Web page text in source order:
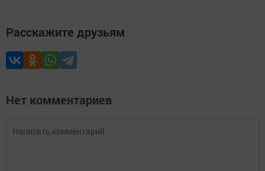
Расскажите друзьям
Нет комментариев